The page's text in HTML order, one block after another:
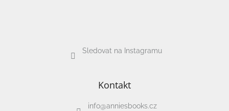
Sledovat na Instagramu
Kontakt
info@anniesbooks.cz